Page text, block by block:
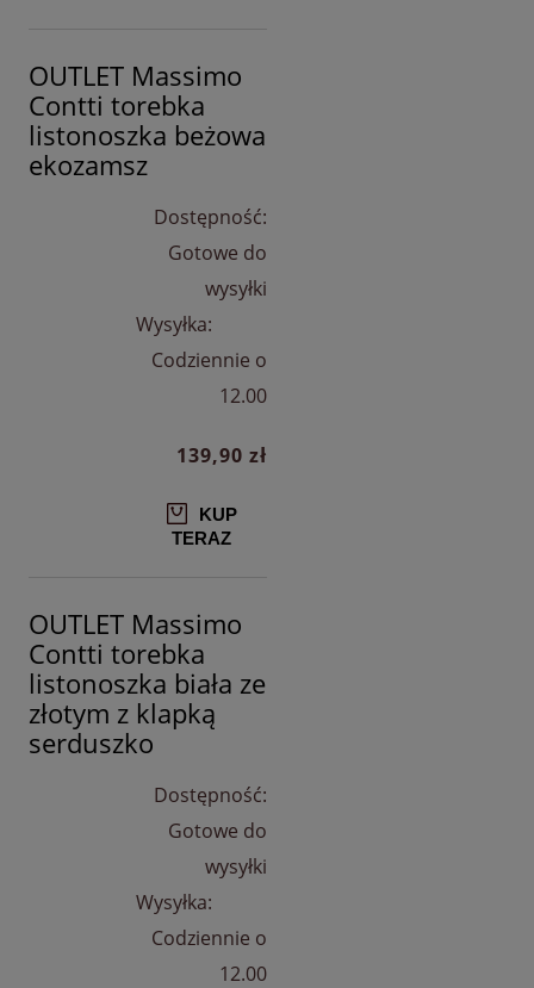
OUTLET Massimo
Contti torebka
listonoszka beżowa
ekozamsz
Dostępność:
Gotowe do
wysyłki
Wysyłka:
Codziennie o
12.00
139,90 zł
KUP
TERAZ
OUTLET Massimo
Contti torebka
listonoszka biała ze
złotym z klapką
serduszko
Dostępność:
Gotowe do
wysyłki
Wysyłka:
Codziennie o
12.00